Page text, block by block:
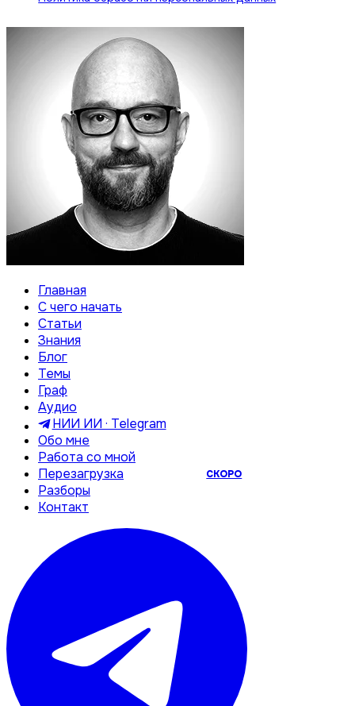
Главная
С чего начать
Статьи
Знания
Блог
Темы
Граф
Аудио
НИИ ИИ · Telegram
Обо мне
Работа со мной
Перезагрузка
СКОРО
Разборы
Контакт